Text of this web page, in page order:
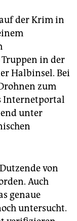
der Krim in
in der
Halbinsel. Bei
zum
Internetportal
unter
von
Auch
genaue
untersucht.